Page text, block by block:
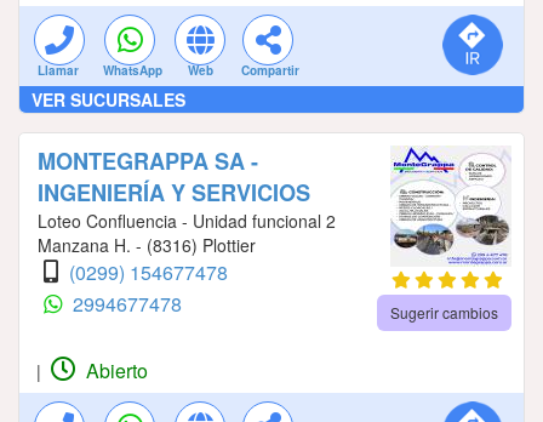
Llamar WhatsApp Web Compartir
VER SUCURSALES
MONTEGRAPPA SA -
INGENIERÍA Y SERVICIOS
Loteo Confluencia - Unidad funcional 2
Manzana H. - (8316) Plottier
(0299) 154677478
2994677478
Sugerir cambios
| Abierto